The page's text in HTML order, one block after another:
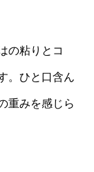
の粘りとコ
。ひと口含ん
重みを感じら